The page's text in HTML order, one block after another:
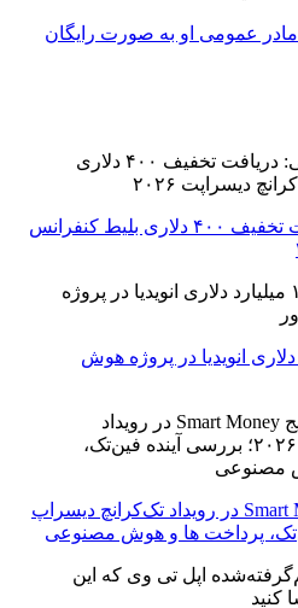
مادر عمومی او به صورت رایگان
فرصت استثنایی: دریافت تخفیف ۴۰۰ دلاری بلیط کنفرانس
۱ میلیارد دلاری انویدیا در پروژه هوش
رونمایی از استیج Smart Money در رویداد تک‌کرانچ دیسراپ